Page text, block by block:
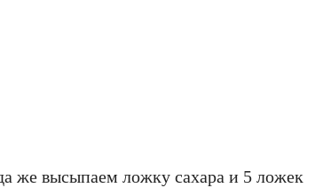
же высыпаем ложку сахара и 5 ложек